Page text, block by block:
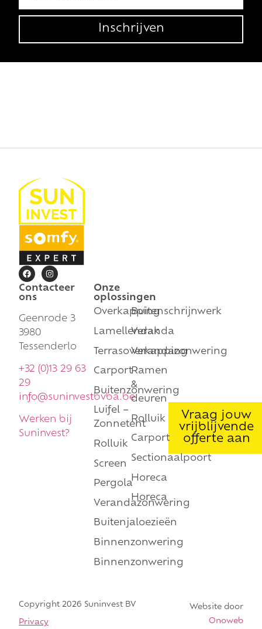
Inschrijven
Contacteer
ons
Geenrode 3
3980
Tessenderlo
+32 (0)13 29 63
29
info@suninvestbvba.be
Werken bij
Suninvest?
Onze
oplossingen
Overkapping
Lamellendak
Terrasoverkapping
Carport
Buitenzonwering
Luifel –
Zonnetent
Rolluik
Screen
Pergola
Verandazonwering
Buitenjaloezieën
Binnenzonwering
Binnenzonwering
Buitenschrijnwerk
Veranda
Verandazonwering
Ramen
&
deuren
Rolluik
Carport
Sectionaalpoort
Horeca
Horeca
Vraag jouw
vrijblijvende
offerte aan
Copyright 2026 Suninvest BV
Privacy
Website door
Onoweb